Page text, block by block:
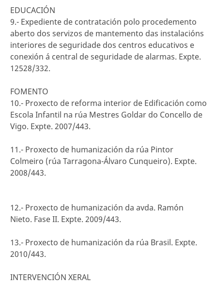
EDUCACIÓN
9.- Expediente de contratación polo procedemento
aberto dos servizos de mantemento das instalacións
interiores de seguridade dos centros educativos e
conexión á central de seguridade de alarmas. Expte.
12528/332.
FOMENTO
10.- Proxecto de reforma interior de Edificación como
Escola Infantil na rúa Mestres Goldar do Concello de
Vigo. Expte. 2007/443.
11.- Proxecto de humanización da rúa Pintor
Colmeiro (rúa Tarragona-Álvaro Cunqueiro). Expte.
2008/443.
12.- Proxecto de humanización da avda. Ramón
Nieto. Fase II. Expte. 2009/443.
13.- Proxecto de humanización da rúa Brasil. Expte.
2010/443.
INTERVENCIÓN XERAL